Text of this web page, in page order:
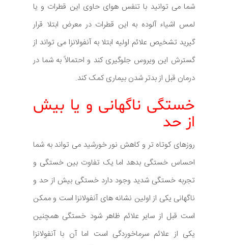
شما می توانید با تنفس هوای حاوی این قطرات و یا
لمس اشیاء آلوده به این قطرات در معرض ابتلا قرار
گیرید تشخیص علائم اولیه ابتلا به آنفولانزا می تواند از
گسترش این ویروس جلوگیری کند و احتمالاً به شما در
درمان قبل از بدتر شدن بیماری کمک کند.
خستگی ناگهانی و یا بیش
از حد
روزهای کوتاه تر و کاهش نور خورشید می تواند به شما
احساس خستگی بدهد اما یک تفاوت بین خستگی و
تجربه خستگی شدید وجود دارد خستگی بیش از حد و
ناگهانی یکی از اولین نشانه های آنفولانزا است و ممکن
است قبل از سایر علائم ظاهر شود خستگی همچنین
یکی از علائم سرماخوردگی است اما آن با آنفولانزا